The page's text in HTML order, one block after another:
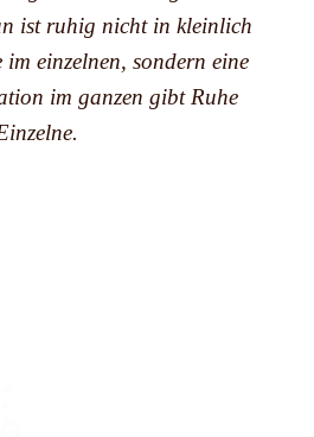
ist ruhig nicht in kleinlich
im einzelnen, sondern eine
im ganzen gibt Ruhe